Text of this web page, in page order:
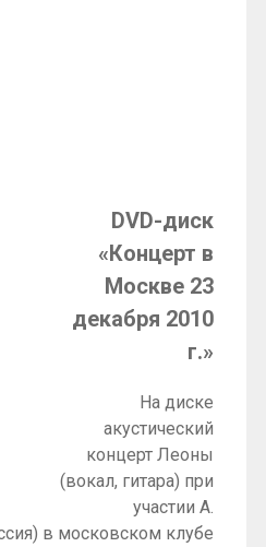
DVD-диск
«Концерт в
Москве 23
декабря 2010
г.»
На диске
акустический
концерт Леоны
(вокал, гитара) при
участии А.
в московском клубе